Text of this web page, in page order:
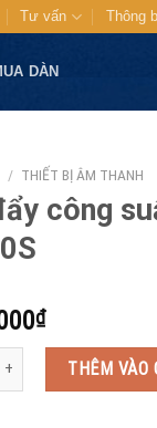
Tư vấn Thông
DÀN
/ THIẾT BỊ ÂM THANH
công
₫
suất Yamaha P5000S
THÊM VÀO